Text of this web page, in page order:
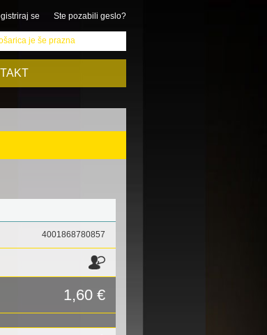
se Ste pozabili geslo?
je še prazna
4001868780857
1,60 €